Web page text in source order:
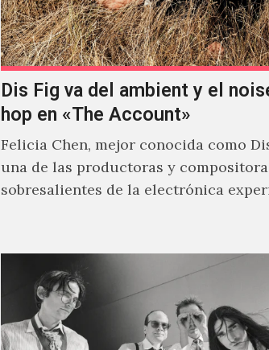
Dis Fig va del ambient y el
hop en «The Account»
Felicia Chen, mejor conocida como
una de las productoras y
sobresalientes de la electrónica